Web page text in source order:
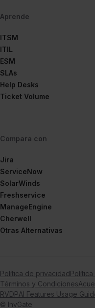
Aprende
ITSM
ITIL
ESM
SLAs
Help Desks
Ticket Volume
Compara con
Jira
ServiceNow
SolarWinds
Freshservice
ManageEngine
Cherwell
Otras Alternativas
Política de privacidad
Términos y Condiciones
RVDPAI Features Usage
© InvGate